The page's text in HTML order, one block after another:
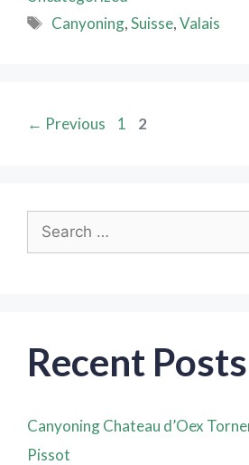
Canyoning,Suisse,Valais
← Previous 1 2
Recent Posts
Canyoning Chateau d’Oex
Pissot